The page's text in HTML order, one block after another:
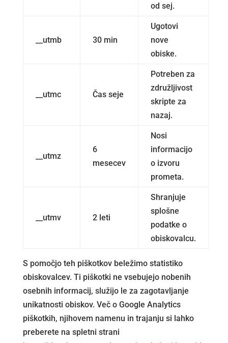
od sej.
__utmb 30 min
Ugotovi
nove
obiske.
__utmc Čas seje
Potreben za
združljivost
skripte za
nazaj.
__utmz
6
mesecev
Nosi
informacijo
o izvoru
prometa.
__utmv 2 leti
Shranjuje
splošne
podatke o
obiskovalcu.
S pomočjo teh piškotkov beležimo statistiko
obiskovalcev. Ti piškotki ne vsebujejo nobenih
osebnih informacij, služijo le za zagotavljanje
unikatnosti obiskov. Več o Google Analytics
piškotkih, njihovem namenu in trajanju si lahko
preberete na spletni strani